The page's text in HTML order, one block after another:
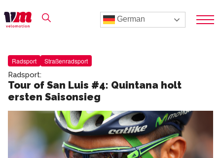
German
Radsport Straßenradsport
Radsport:
Tour of San Luis #4: Quintana holt
ersten Saisonsieg